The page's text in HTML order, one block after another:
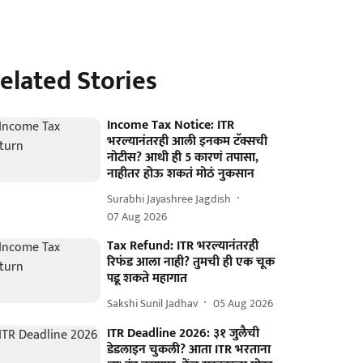
Stories
Income Tax Notice: ITR
भरल्यानंतरही आली इनकम टॅक्सची
नोटीस? आधी ही 5 कारणं तपासा,
नाहीतर होऊ शकतं मोठं नुकसान
Surabhi Jayashree Jagdish
07 Aug 2026
Tax Refund: ITR भरल्यानंतरही
रिफंड आला नाही? तुमची ही एक चूक
पडू शकते महागात
Sakshi Sunil Jadhav 05 Aug 2026
ITR Deadline 2026: ३१ जुलैची
डेडलाइन चुकली? आता ITR भरताना